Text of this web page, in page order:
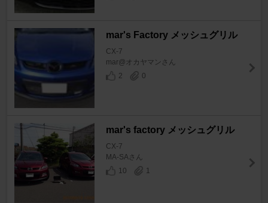
mar's Factory メッシュグリル
CX-7
mar@オカヤマンさん
2
0
mar's factory メッシュグリル
CX-7
MA-SAさん
10
1